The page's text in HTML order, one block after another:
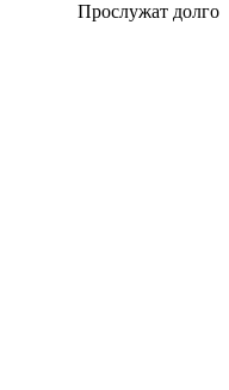
Прослужат долго